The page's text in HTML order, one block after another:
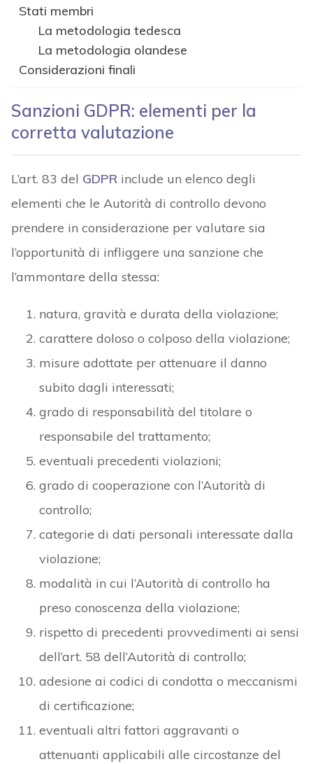
Stati membri
La metodologia tedesca
La metodologia olandese
Considerazioni finali
Sanzioni GDPR: elementi per la
corretta valutazione
L’art. 83 del GDPRinclude un elenco degli
elementi che le Autorità di controllo devono
prendere in considerazione per valutare sia
l’opportunità di infliggere una sanzione che
l’ammontare della stessa:
natura, gravità e durata della violazione;
carattere doloso o colposo della violazione;
misure adottate per attenuare il danno
subito dagli interessati;
grado di responsabilità del titolare o
responsabile del trattamento;
eventuali precedenti violazioni;
grado di cooperazione con l’Autorità di
controllo;
categorie di dati personali interessate dalla
violazione;
modalità in cui l’Autorità di controllo ha
preso conoscenza della violazione;
rispetto di precedenti provvedimenti ai sensi
dell’art. 58 dell’Autorità di controllo;
adesione ai codici di condotta o meccanismi
di certificazione;
eventuali altri fattori aggravanti o
attenuanti applicabili alle circostanze del